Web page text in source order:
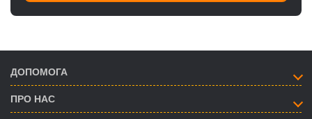
ДОПОМОГА
ПРО НАС